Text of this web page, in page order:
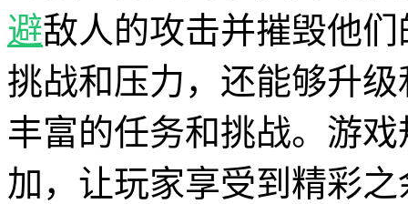
避敌人的攻击并摧毁他
挑战和压力，还能够升
丰富的任务和挑战。游
加，让玩家享受到精彩